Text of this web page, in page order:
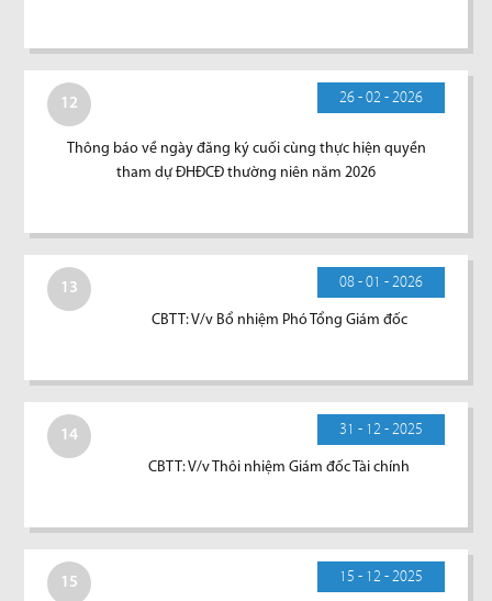
12 26 - 02 - 2026
Thông báo về ngày đăng ký cuối cùng thực hiện quyền
tham dự ĐHĐCĐ thường niên năm 2026
13 08 - 01 - 2026
CBTT: V/v Bổ nhiệm Phó Tổng Giám đốc
14 31 - 12 - 2025
CBTT: V/v Thôi nhiệm Giám đốc Tài chính
15 15 - 12 - 2025